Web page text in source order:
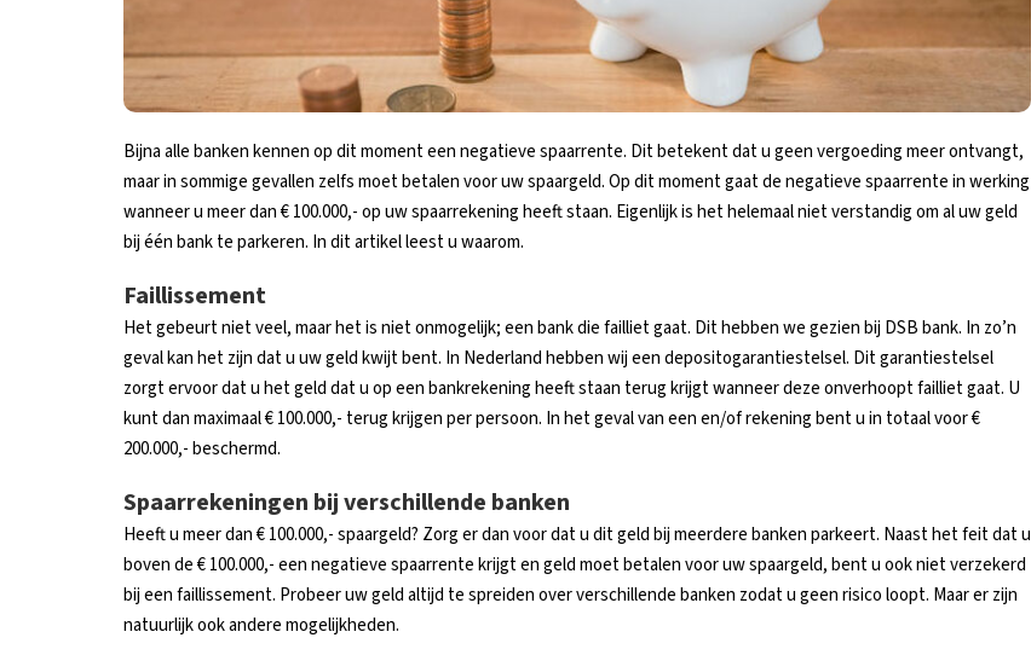
Bijna alle banken kennen op dit moment een negatieve spaarrente. Dit betekent dat u geen vergoeding meer ontvangt,
maar in sommige gevallen zelfs moet betalen voor uw spaargeld. Op dit moment gaat de negatieve spaarrente in werking
wanneer u meer dan € 100.000,- op uw spaarrekening heeft staan. Eigenlijk is het helemaal niet verstandig om al uw geld
bij één bank te parkeren. In dit artikel leest u waarom.
Faillissement
Het gebeurt niet veel, maar het is niet onmogelijk; een bank die failliet gaat. Dit hebben we gezien bij DSB bank. In zo’n
geval kan het zijn dat u uw geld kwijt bent. In Nederland hebben wij een depositogarantiestelsel. Dit garantiestelsel
zorgt ervoor dat u het geld dat u op een bankrekening heeft staan terug krijgt wanneer deze onverhoopt failliet gaat. U
kunt dan maximaal € 100.000,- terug krijgen per persoon. In het geval van een en/of rekening bent u in totaal voor €
200.000,- beschermd.
Spaarrekeningen bij verschillende banken
Heeft u meer dan € 100.000,- spaargeld? Zorg er dan voor dat u dit geld bij meerdere banken parkeert. Naast het feit dat u
boven de € 100.000,- een negatieve spaarrente krijgt en geld moet betalen voor uw spaargeld, bent u ook niet verzekerd
bij een faillissement. Probeer uw geld altijd te spreiden over verschillende banken zodat u geen risico loopt. Maar er zijn
natuurlijk ook andere mogelijkheden.